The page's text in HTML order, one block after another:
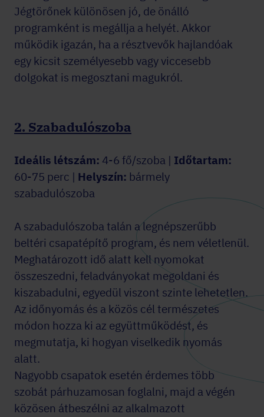
Jégtörőnek különösen jó, de önálló
programként is megállja a helyét. Akkor
működik igazán, ha a résztvevők hajlandóak
egy kicsit személyesebb vagy viccesebb
dolgokat is megosztani magukról.
2. Szabadulószoba
Ideális létszám: 4-6 fő/szoba | Időtartam:
60-75 perc | Helyszín: bármely
szabadulószoba
A szabadulószoba talán a legnépszerűbb
beltéri csapatépítő program, és nem véletlenül.
Meghatározott idő alatt kell nyomokat
összeszedni, feladványokat megoldani és
kiszabadulni, egyedül viszont szinte lehetetlen.
Az időnyomás és a közös cél természetes
módon hozza ki az együttműködést, és
megmutatja, ki hogyan viselkedik nyomás
alatt.
Nagyobb csapatok esetén érdemes több
szobát párhuzamosan foglalni, majd a végén
közösen átbeszélni az alkalmazott